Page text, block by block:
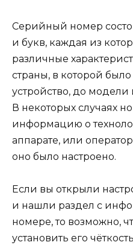
Серийный номер
и букв, каждая из
различные
страны, в которой
устройство, до
В некоторых случаях
информацию о
аппарате, или
оно было настроено.
Если вы открыли
и нашли раздел с
номере, то возможно,
установить его